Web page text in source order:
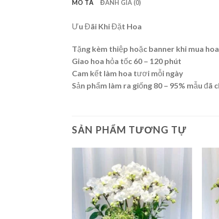
MÔ TẢ ĐÁNH GIÁ (0)
Ưu Đãi Khi Đặt Hoa
Tặng kèm thiệp hoặc banner khi mua hoa
Giao hoa hỏa tốc 60 – 120 phút
Cam kết làm hoa tươi mỗi ngày
Sản phẩm làm ra giống 80 – 95% mẫu đã
SẢN PHẨM TƯƠNG TỰ